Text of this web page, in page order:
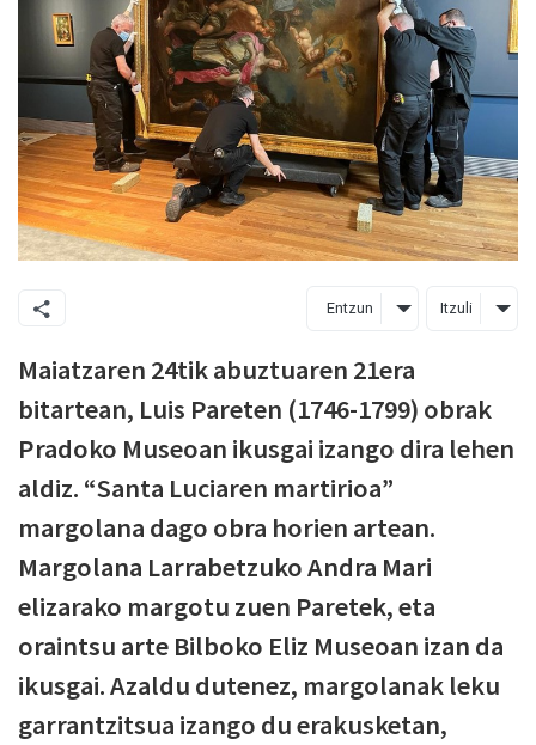
Entzun Itzuli
Maiatzaren 24tik abuztuaren 21era
bitartean, Luis Pareten (1746-1799) obrak
Pradoko Museoan ikusgai izango dira lehen
aldiz. “Santa Luciaren martirioa”
margolana dago obra horien artean.
Margolana Larrabetzuko Andra Mari
elizarako margotu zuen Paretek, eta
oraintsu arte Bilboko Eliz Museoan izan da
ikusgai. Azaldu dutenez, margolanak leku
garrantzitsua izango du erakusketan,